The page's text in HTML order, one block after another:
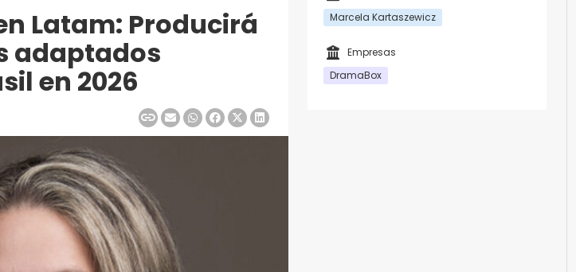
Latam: Producirá
adaptados
en 2026
Marcela Kartaszewicz
Empresas
DramaBox